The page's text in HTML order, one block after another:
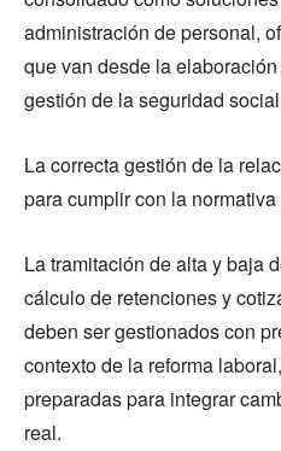
administración de personal,
que van desde la
gestión de la seguridad
La correcta gestión de la
para cumplir con la
La tramitación de alta y baja
cálculo de retenciones y
deben ser gestionados con
contexto de la reforma
preparadas para integrar
real.